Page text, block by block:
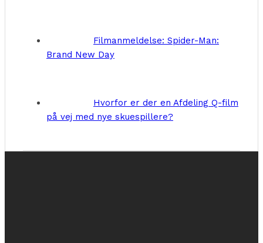
Filmanmeldelse: Spider-Man:
Brand New Day
Hvorfor er der en Afdeling Q-film
på vej med nye skuespillere?